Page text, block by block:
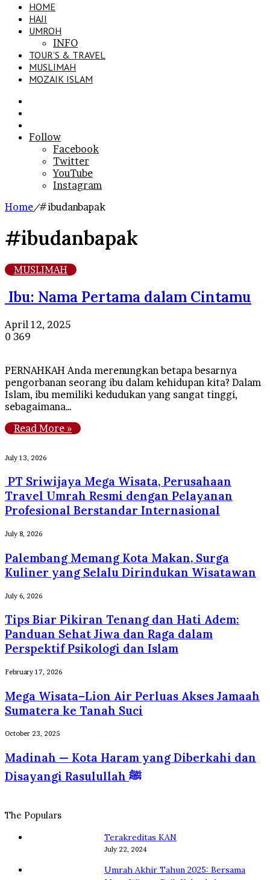
HOME
HAJI
UMROH
INFO
TOUR’S & TRAVEL
MUSLIMAH
MOZAIK ISLAM
In
Follow
Facebook
Twitter
YouTube
Instagram
Home/#ibudanbapak
#ibudanbapak
MUSLIMAH
Ibu: Nama Pertama dalam Cintamu
April 12, 2025
0 369
PERNAHKAH Anda merenungkan betapa besarnya
pengorbanan seorang ibu dalam kehidupan kita? Dalam
Islam, ibu memiliki kedudukan yang sangat tinggi,
sebagaimana…
Read More »
PT
Mega
Wisata,
Perusahaan
Travel
Umrah
dengan
Pelayanan
Profesional
Berstandar
Internasional
July 13, 2026
PT Sriwijaya Mega Wisata, Perusahaan
Travel Umrah Resmi dengan Pelayanan
Profesional Berstandar Internasional
Palembang
Kota
Makan,
Kuliner
Selalu
Dirindukan
Wisatawan
July 8, 2026
Palembang Memang Kota Makan, Surga
Kuliner yang Selalu Dirindukan Wisatawan
Tips
Pikiran
Tenang
dan
Hati
Adem:
Sehat
Jiwa
dan
Raga
Perspektif
Psikologi
dan
July 6, 2026
Tips Biar Pikiran Tenang dan Hati Adem:
Panduan Sehat Jiwa dan Raga dalam
Perspektif Psikologi dan Islam
Mega
Lion
Air
Akses
Sumatera
ke
Tanah
February 17, 2026
Mega Wisata–Lion Air Perluas Akses Jamaah
Sumatera ke Tanah Suci
Madinah
Kota
Haram
yang
Disayangi
October 23, 2025
Madinah — Kota Haram yang Diberkahi dan
Disayangi Rasulullah ﷺ
The Populars
Terakreditas KAN
July 22, 2024
Umrah Akhir Tahun 2025: Bersama